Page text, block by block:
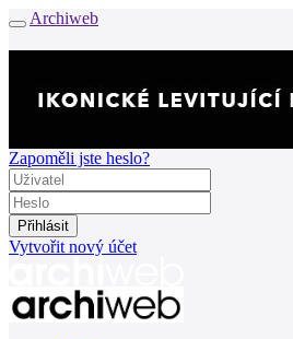
Archiweb
Zapoměli jste heslo?
Vytvořit nový účet